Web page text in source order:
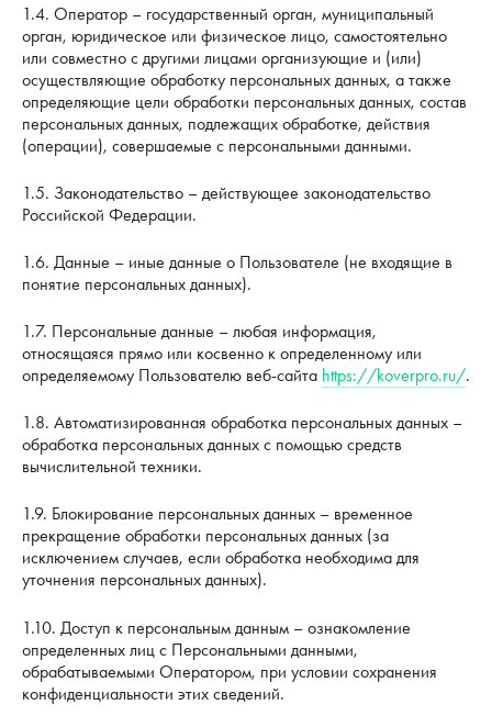
1.4. Оператор – государственный орган, муниципальный
орган, юридическое или физическое лицо, самостоятельно
или совместно с другими лицами организующие и (или)
осуществляющие обработку персональных данных, а также
определяющие цели обработки персональных данных, состав
персональных данных, подлежащих обработке, действия
(операции), совершаемые с персональными данными.
1.5. Законодательство – действующее законодательство
Российской Федерации.
1.6. Данные – иные данные о Пользователе (не входящие в
понятие персональных данных).
1.7. Персональные данные – любая информация,
относящаяся прямо или косвенно к определенному или
определяемому Пользователю веб-сайта https://koverpro.ru/.
1.8. Автоматизированная обработка персональных данных –
обработка персональных данных с помощью средств
вычислительной техники.
1.9. Блокирование персональных данных – временное
прекращение обработки персональных данных (за
исключением случаев, если обработка необходима для
уточнения персональных данных).
1.10. Доступ к персональным данным – ознакомление
определенных лиц с Персональными данными,
обрабатываемыми Оператором, при условии сохранения
конфиденциальности этих сведений.